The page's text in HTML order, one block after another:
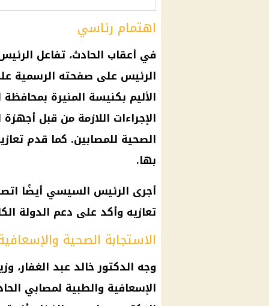
اهتمام رئاسي
في أعقاب الحادث، تفاعل
الرئيس على صفحته الرسمية
الأليم بكنيسة المنيرة
الإجراءات اللازمة من قبل
الصحية للمصابين. كما قدم
بها.
أجرى الرئيس السيسي أيضًا
تعازيه وأكد على دعم الدولة
الاستجابة الصحية
وجه الدكتور خالد عبد الغفار،
الإسعافية والطبية لمصابي